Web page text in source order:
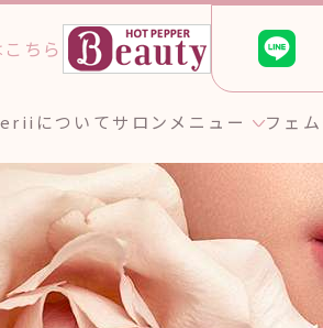
eriiについてサロンメニュー
トメントエステティック GROTTY
イリング
フェ
個人のお客様へ
ちら